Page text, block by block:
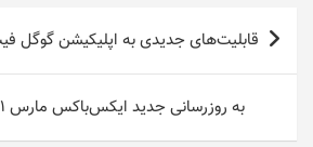
راهبری
نوشته
قابلیت‌های جدیدی به اپلیکیشن گوگل
به روزرسانی جدید ایکس‌باکس مارس ۲۰۲۱ منتشر می‌شود